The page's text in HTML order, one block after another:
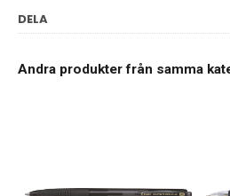
DELA
Andra produkter från samma